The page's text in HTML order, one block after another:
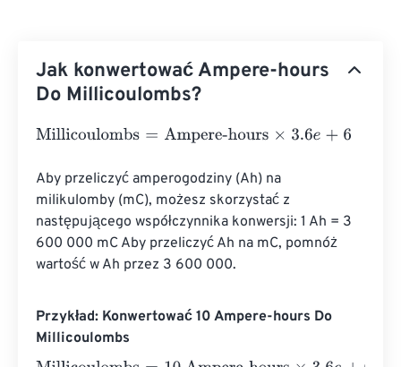
Jak konwertować Ampere-hours
Do Millicoulombs?
Millicoulombs=Ampere-hours×3.6e+ 6
Aby przeliczyć amperogodziny (Ah) na
milikulomby (mC), możesz skorzystać z
następującego współczynnika konwersji: 1 Ah = 3
600 000 mC Aby przeliczyć Ah na mC, pomnóż
wartość w Ah przez 3 600 000.
Przykład: Konwertować 10 Ampere-hours Do
Millicoulombs